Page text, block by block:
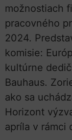
možnostiach
pracovného
2024.
komisie:
kultúrne
Bauhaus.
ako sa
Horizont
apríla v rámci